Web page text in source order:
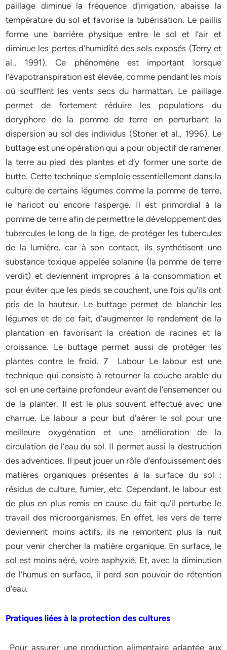
paillage diminue la fréquence d’irrigation, abaisse la
température du sol et favorise la tubérisation. Le paillis
forme une barrière physique entre le sol et l’air et
diminue les pertes d’humidité des sols exposés (Terry et
al., 1991). Ce phénomène est important lorsque
l’évapotranspiration est élevée, comme pendant les mois
où soufflent les vents secs du harmattan. Le paillage
permet de fortement réduire les populations du
doryphore de la pomme de terre en perturbant la
dispersion au sol des individus (Stoner et al., 1996). Le
buttage est une opération qui a pour objectif de ramener
la terre au pied des plantes et d’y former une sorte de
butte. Cette technique s’emploie essentiellement dans la
culture de certains légumes comme la pomme de terre,
le haricot ou encore l’asperge. Il est primordial à la
pomme de terre afin de permettre le développement des
tubercules le long de la tige, de protéger les tubercules
de la lumière, car à son contact, ils synthétisent une
substance toxique appelée solanine (la pomme de terre
verdit) et deviennent impropres à la consommation et
pour éviter que les pieds se couchent, une fois qu’ils ont
pris de la hauteur. Le buttage permet de blanchir les
légumes et de ce fait, d’augmenter le rendement de la
plantation en favorisant la création de racines et la
croissance. Le buttage permet aussi de protéger les
plantes contre le froid. 7 Labour Le labour est une
technique qui consiste à retourner la couche arable du
sol en une certaine profondeur avant de l’ensemencer ou
de la planter. Il est le plus souvent effectué avec une
charrue. Le labour a pour but d’aérer le sol pour une
meilleure oxygénation et une amélioration de la
circulation de l’eau du sol. Il permet aussi la destruction
des adventices. Il peut jouer un rôle d’enfouissement des
matières organiques présentes à la surface du sol :
résidus de culture, fumier, etc. Cependant, le labour est
de plus en plus remis en cause du fait qu’il perturbe le
travail des microorganismes. En effet, les vers de terre
deviennent moins actifs, ils ne remontent plus la nuit
pour venir chercher la matière organique. En surface, le
sol est moins aéré, voire asphyxié. Et, avec la diminution
de l’humus en surface, il perd son pouvoir de rétention
d’eau.
Pratiques liées à la protection des cultures
Pour assurer une production alimentaire adaptée aux